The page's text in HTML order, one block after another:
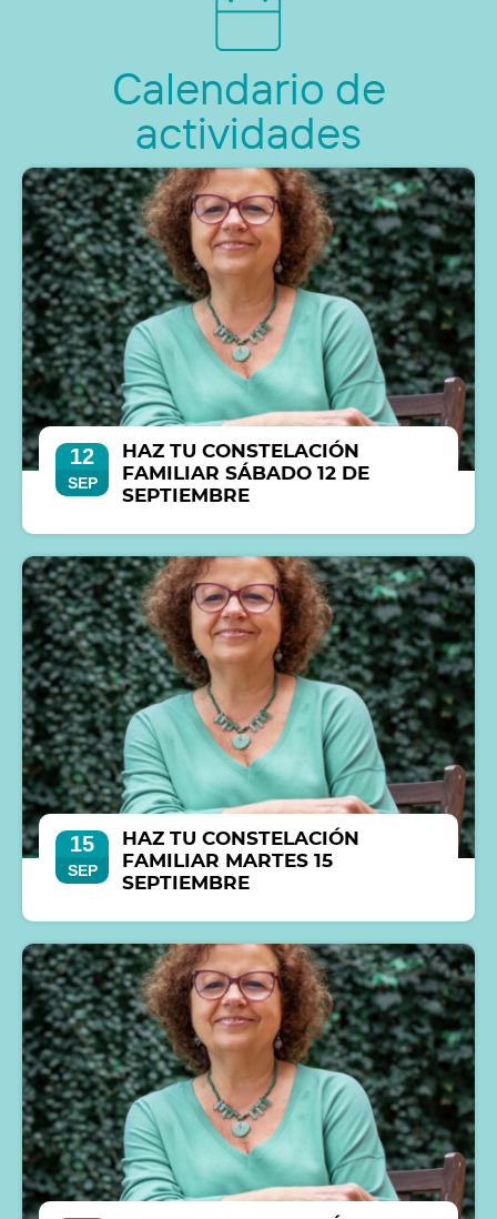
Calendario de
actividades
12
SEP
HAZ TU CONSTELACIÓN
FAMILIAR SÁBADO 12 DE
SEPTIEMBRE
15
SEP
HAZ TU CONSTELACIÓN
FAMILIAR MARTES 15
SEPTIEMBRE